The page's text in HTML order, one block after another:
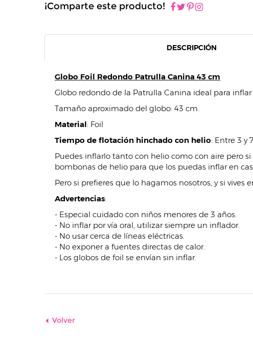
¡Comparte este producto!
DESCRIPCIÓN
Globo Foil Redondo Patrulla Canina 43 cm
Globo redondo de la Patrulla Canina ideal para inflar
Tamaño aproximado del globo: 43 cm.
Material: Foil
Tiempo de flotación hinchado con helio: Entre 3 y
Puedes inflarlo tanto con helio como con aire pero
bombonas de helio para que los puedas inflar en
Pero si prefieres que lo hagamos nosotros, y si
Advertencias:
- Especial cuidado con niños menores de 3 años.
- No inflar por vía oral, utilizar siempre un inflador.
- No usar cerca de líneas eléctricas.
- No exponer a fuentes directas de calor.
- Los globos de foil se envían sin inflar.
Volver